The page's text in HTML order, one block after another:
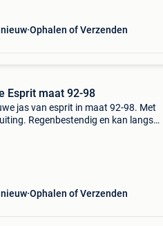
Ophalen of Verzenden
Esprit maat 92-98
jas van esprit in maat 92-98. Met
Regenbestendig en kan langs
Ophalen of Verzenden